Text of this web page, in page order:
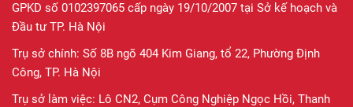
GPKD số 0102397065 cấp ngày 19/10/2007 tại Sở kế hoạch và
Đầu tư TP. Hà Nội
Trụ sở chính: Số 8B ngõ 404 Kim Giang, tổ 22, Phường Định
Công, TP. Hà Nội
Trụ sở làm việc: Lô CN2, Cụm Công Nghiệp Ngọc Hồi, Thanh